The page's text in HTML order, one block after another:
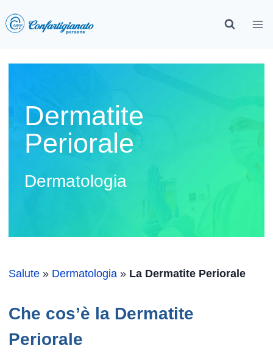
Dermatite
Periorale
Dermatologia
Salute » Dermatologia » La Dermatite Periorale
Che cos’è la Dermatite
Periorale